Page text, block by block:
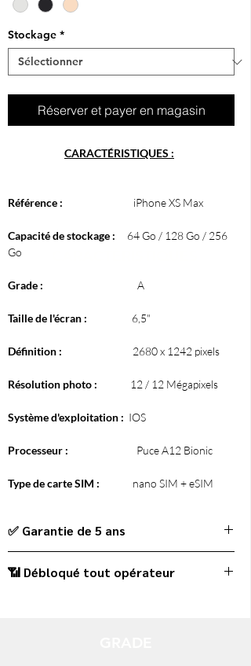
Stockage *
Réserver et payer en magasin
CARACTÉRISTIQUES :
Référence : iPhone XS Max
Capacité de stockage : 64 Go / 128 Go / 256
Go
Grade : A
Taille de l'écran : 6,5"
Définition : 2680 x 1242 pixels
Résolution photo : 12 / 12 Mégapixels
Système d'exploitation : IOS
Processeur : Puce A12 Bionic
Type de carte SIM : nano SIM + eSIM
✅ Garantie de 5 ans
📶 Débloqué tout opérateur